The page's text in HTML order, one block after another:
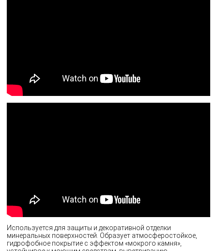
Используется для защиты и декоративной отделки
минеральных поверхностей. Образует атмосферостойкое,
гидрофобное покрытие с эффектом «мокрого камня»,